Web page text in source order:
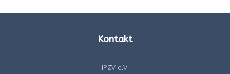
Kontakt
IPZV e.V.